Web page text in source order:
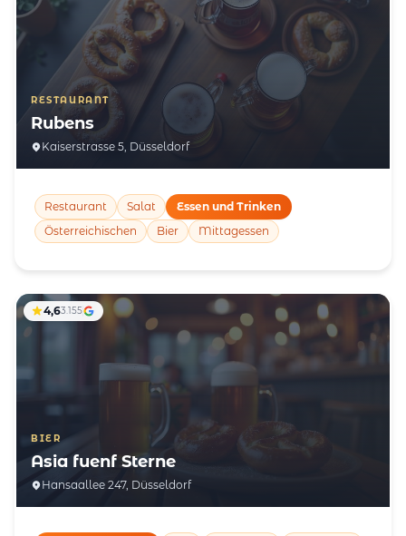
RESTAURANT
Rubens
Kaiserstrasse 5, Düsseldorf
Restaurant Salat
Essen und Trinken
Österreichischen
Bier Mittagessen
BIER
Asia fuenf Sterne
Hansaallee 247, Düsseldorf
4,63.155